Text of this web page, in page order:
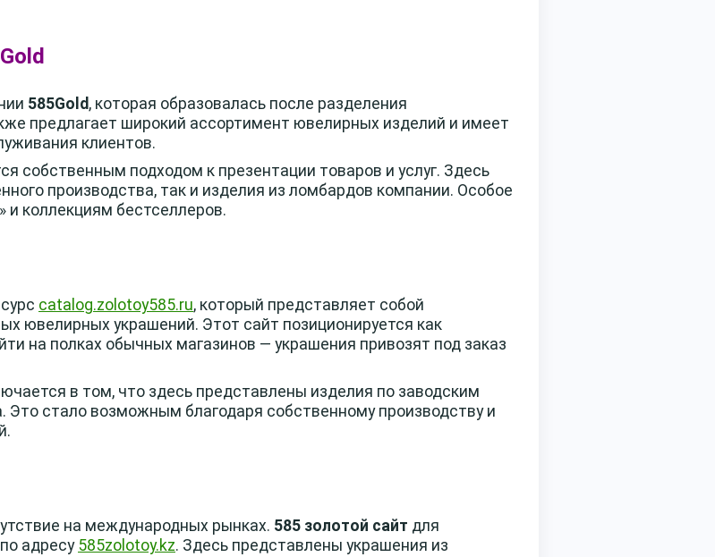
585Gold, которая образовалась после разделения
предлагает широкий ассортимент ювелирных изделий и имеет
клиентов.
собственным подходом к презентации товаров и услуг. Здесь
производства, так и изделия из ломбардов компании. Особое
и коллекциям бестселлеров.
catalog.zolotoy585.ru, который представляет собой
ювелирных украшений. Этот сайт позиционируется как
на полках обычных магазинов — украшения привозят под заказ
в том, что здесь представлены изделия по заводским
Это стало возможным благодаря собственному производству и
на международных рынках. 585 золотой сайт для
адресу 585zolotoy.kz. Здесь представлены украшения из